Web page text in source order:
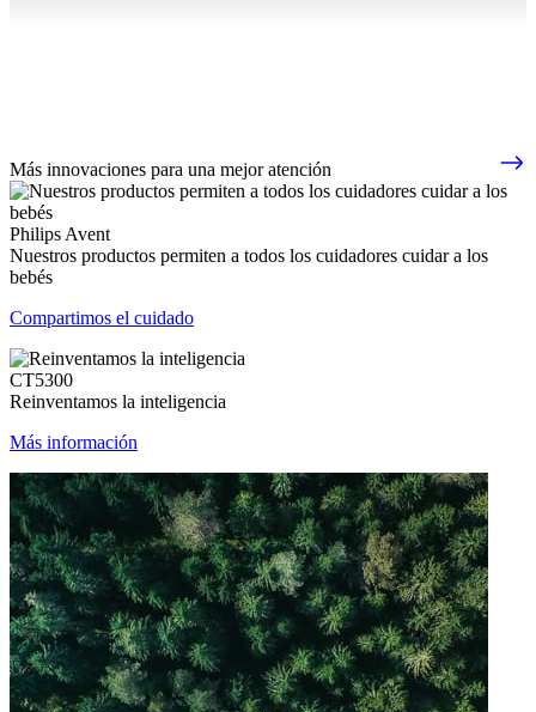
Más innovaciones para una mejor atención
Philips Avent
Nuestros productos permiten a todos los cuidadores cuidar a los
bebés
Compartimos el cuidado
CT5300
Reinventamos la inteligencia
Más información